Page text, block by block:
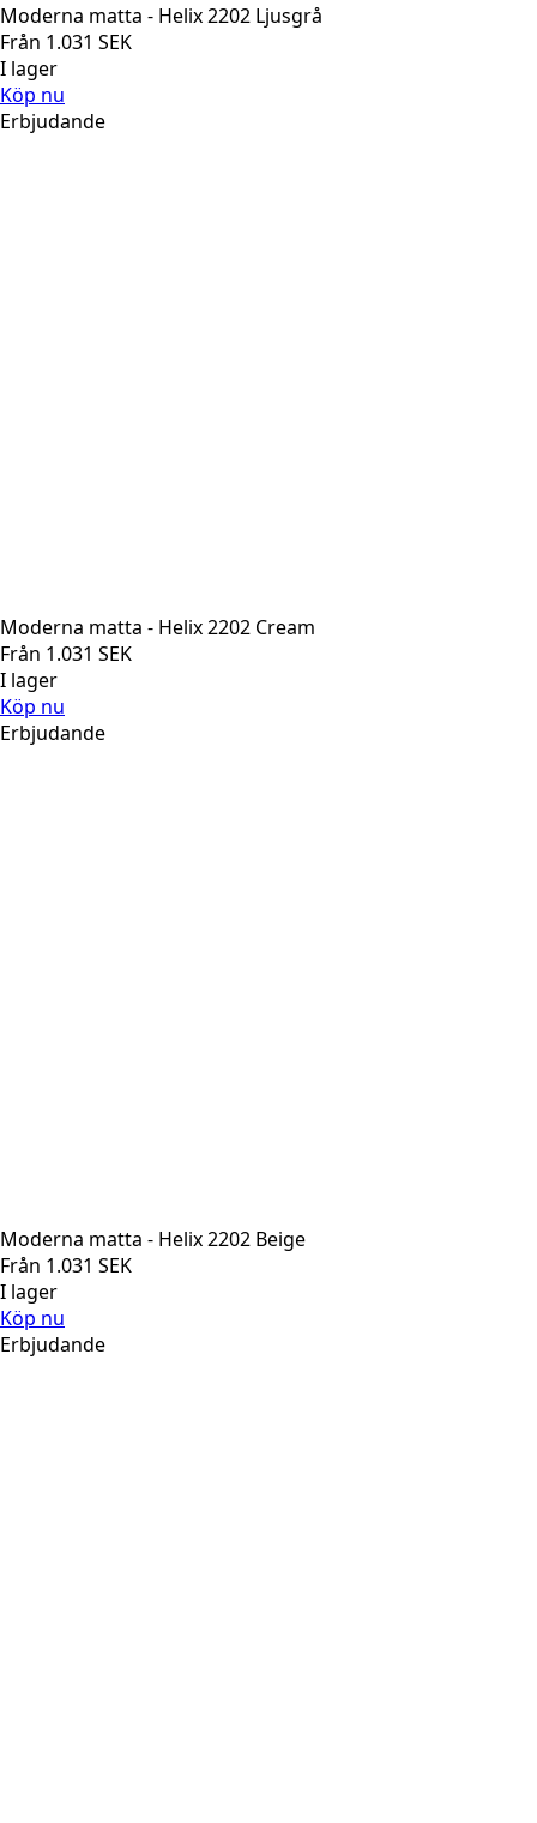
Moderna matta - Helix 2202 Ljusgrå
Från 1.031 SEK
I lager
Köp nu
Erbjudande
Moderna matta - Helix 2202 Cream
Från 1.031 SEK
I lager
Köp nu
Erbjudande
Moderna matta - Helix 2202 Beige
Från 1.031 SEK
I lager
Köp nu
Erbjudande